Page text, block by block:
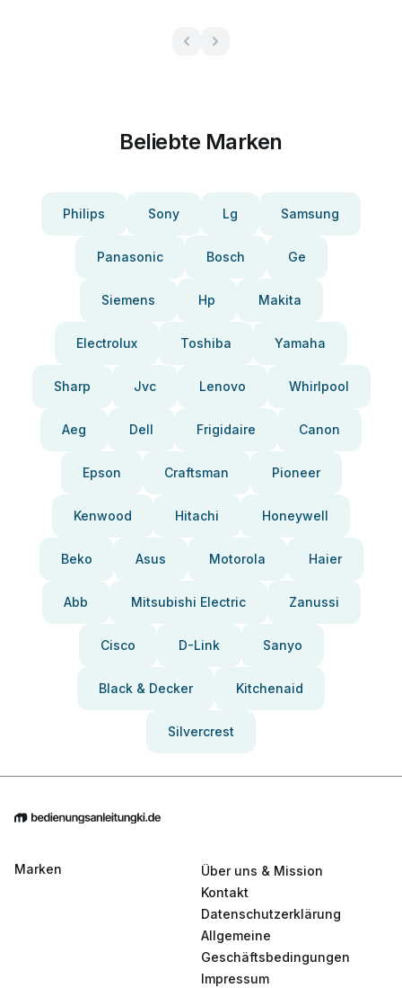
Beliebte Marken
Philips Sony Lg Samsung
Panasonic Bosch Ge
Siemens Hp Makita
Electrolux Toshiba Yamaha
Sharp Jvc Lenovo Whirlpool
Aeg Dell Frigidaire Canon
Epson Craftsman Pioneer
Kenwood Hitachi Honeywell
Beko Asus Motorola Haier
Abb Mitsubishi Electric Zanussi
Cisco D-Link Sanyo
Black & Decker Kitchenaid
Silvercrest
Marken
Über uns & Mission
Kontakt
Datenschutzerklärung
Allgemeine
Geschäftsbedingungen
Impressum